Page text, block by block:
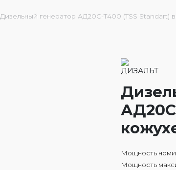
Дизельный генератор АД20С-Т400 (TSS Standart)
Мощность
Мощность